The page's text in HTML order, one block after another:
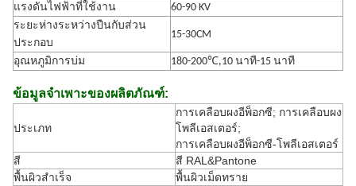
แรงดันไฟฟ้าที่ใช้งาน
60-90 KV
ระยะห่างระหว่างปืนกับส่วน
ประกอบ
15-30CM
อุณหภูมิการบ่ม 180-200℃,10 นาที-15 นาที
ข้อมูลจำเพาะของผลิตภัณฑ์:
ประเภท
การเคลือบผงอีพ็อกซี; การเคลือบผง
โพลีเอสเตอร์;
การเคลือบผงอีพ็อกซี-โพลีเอสเตอร์
สี
สี RAL&Pantone
พื้นผิวสำเร็จ
พื้นผิวเม็ดทราย